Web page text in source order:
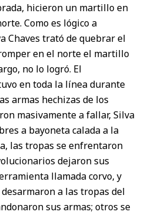
hicieron un martillo en
Como es lógico a
Chaves trató de quebrar el
en el norte el martillo
no lo logró. El
en toda la línea durante
armas hechizas de los
masivamente a fallar, Silva
a bayoneta calada a la
las tropas se enfrentaron
dejaron sus
llamada corvo, y
a las tropas del
sus armas; otros se